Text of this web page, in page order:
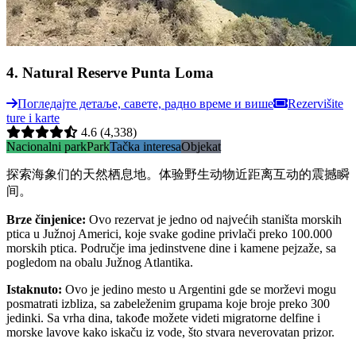
4. Natural Reserve Punta Loma
Погледајте детаље, савете, радно време и више
Rezervišite
ture i karte
4.6 (4,338)
Nacionalni parkParkTačka interesaObjekat
探索海象们的天然栖息地。体验野生动物近距离互动的震撼瞬
间。
Brze činjenice: Ovo rezervat je jedno od najvećih staništa morskih
ptica u Južnoj Americi, koje svake godine privlači preko 100.000
morskih ptica. Područje ima jedinstvene dine i kamene pejzaže, sa
pogledom na obalu Južnog Atlantika.
Istaknuto: Ovo je jedino mesto u Argentini gde se morževi mogu
posmatrati izbliza, sa zabeleženim grupama koje broje preko 300
jedinki. Sa vrha dina, takođe možete videti migratorne delfine i
morske lavove kako iskaču iz vode, što stvara neverovatan prizor.